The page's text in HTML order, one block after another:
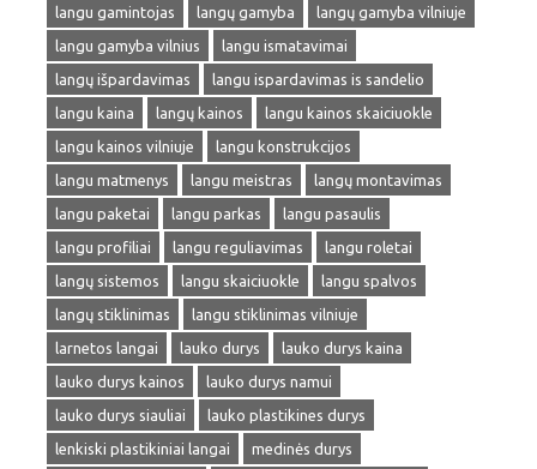
langu gamintojas
langų gamyba
langų gamyba vilniuje
langu gamyba vilnius
langu ismatavimai
langų išpardavimas
langu ispardavimas is sandelio
langu kaina
langų kainos
langu kainos skaiciuokle
langu kainos vilniuje
langu konstrukcijos
langu matmenys
langu meistras
langų montavimas
langu paketai
langu parkas
langu pasaulis
langu profiliai
langu reguliavimas
langu roletai
langų sistemos
langu skaiciuokle
langu spalvos
langų stiklinimas
langu stiklinimas vilniuje
larnetos langai
lauko durys
lauko durys kaina
lauko durys kainos
lauko durys namui
lauko durys siauliai
lauko plastikines durys
lenkiski plastikiniai langai
medinės durys